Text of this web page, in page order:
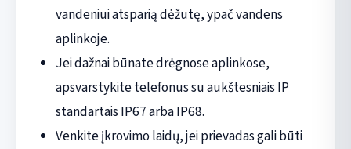
vandeniui atsparią dėžutę, ypač vandens
aplinkoje.
Jei dažnai būnate drėgnose aplinkose,
apsvarstykite telefonus su aukštesniais IP
standartais IP67 arba IP68.
Venkite įkrovimo laidų, jei prievadas gali būti